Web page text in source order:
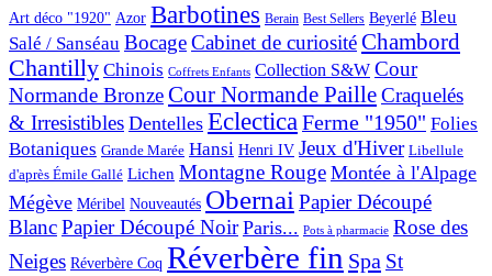
Art déco "1920" Azor Barbotines Berain Best Sellers Beyerlé Bleu
Salé / Sanséau BocageCabinet de curiositéChambord
Chantilly Chinois Coffrets Enfants Collection S&W Cour
Normande BronzeCour Normande PailleCraquelés
& Irresistibles Dentelles EclecticaFerme "1950" Folies
Botaniques Grande Marée Hansi Henri IV Jeux d'Hiver Libellule
d'après Émile Gallé Lichen Montagne Rouge Montée à l'Alpage
Mégève Méribel Nouveautés ObernaiPapier Découpé
BlancPapier Découpé Noir Paris... Pots à pharmacie Rose des
Neiges Réverbère Coq Réverbère fin Spa St